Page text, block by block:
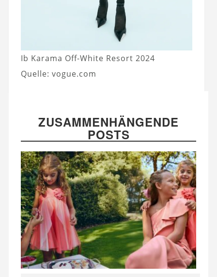
Ib Karama Off-White Resort 2024
Quelle: vogue.com
ZUSAMMENHÄNGENDE
POSTS